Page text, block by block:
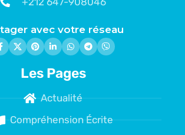
avec votre réseau
Les Pages
Actualité
Compréhension Écrite